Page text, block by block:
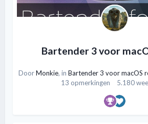
Bartender 3 voor
DoorMonkie, in Bartender 3 voor macOS
13 opmerkingen
5.180